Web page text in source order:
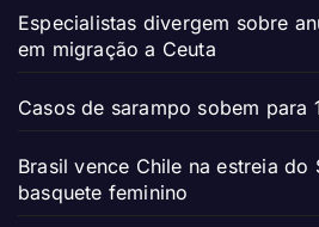
Especialistas divergem sobre
em migração a Ceuta
Casos de sarampo sobem para
Brasil vence Chile na estreia do
basquete feminino